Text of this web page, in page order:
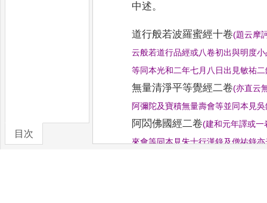
目次
中述。
道行般若波羅蜜經十卷(題云摩
云般若道行品經或八卷初出與明度
等同本光和二年七月八日出見敏祐二
無量清淨平等覺經二卷(亦直云
阿彌陀及寶積無量壽會等並同本見吳
阿閦佛國經二卷(建和元年譯或一
來會等同本見朱士行漢錄及僧祐錄